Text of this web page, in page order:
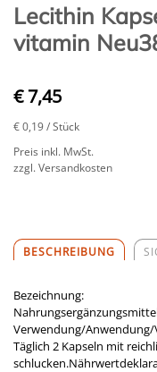
Lecithin
vitamin
€ 7,45
€ 0,19/ Stück
Preis inkl. MwSt.
zzgl. Versandkosten
BESCHREIBUNG
Bezeichnung:
Verwendung/
Täglich 2 Kapseln mit